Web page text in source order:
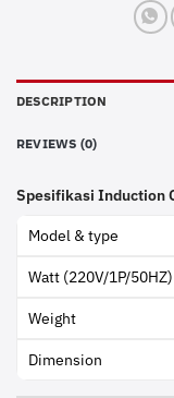
DESCRIPTION
REVIEWS (0)
Spesifikasi Induction
Model & type
Watt (220V/1P/50HZ)
Weight
Dimension